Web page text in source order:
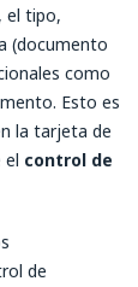
el tipo,
(documento
como
Esto es
la tarjeta de
el control de
de